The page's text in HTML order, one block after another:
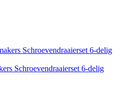
Schroevendraaierset 6-delig